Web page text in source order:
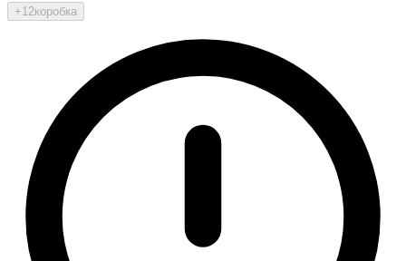
+12коробка